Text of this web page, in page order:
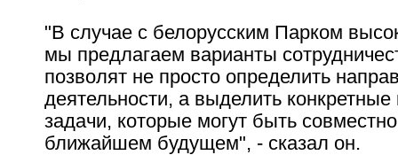
"В случае с белорусским Парком
мы предлагаем варианты
позволят не просто определить
деятельности, а выделить конкретные
задачи, которые могут быть
ближайшем будущем", - сказал он.